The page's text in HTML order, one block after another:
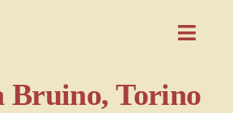
Bruino, Torino